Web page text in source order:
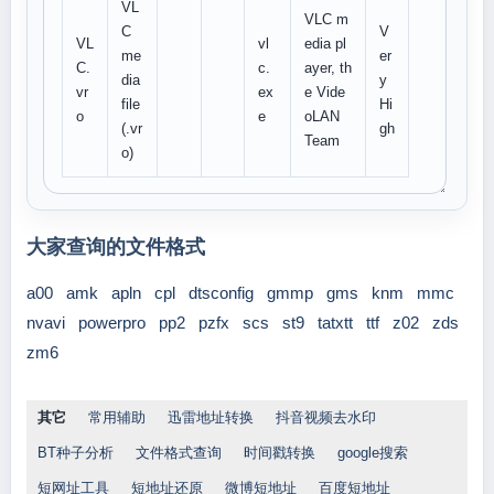
VL
C.
vr
o
VL
C
me
dia
file
(.vr
o)
vl
c.
ex
e
VLC m
edia pl
ayer, th
e Vide
oLAN
Team
V
er
y
Hi
gh
大家查询的文件格式
a00 amk apln cpl dtsconfig gmmp gms knm
mmc
nvavi
powerpro pp2 pzfx scs st9 tatxtt ttf z02
zds
zm6
其它 常用辅助 迅雷地址转换 抖音视频去水印
BT种子分析 文件格式查询 时间戳转换 google搜索
短网址工具 短地址还原 微博短地址 百度短地址